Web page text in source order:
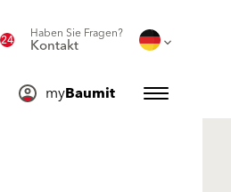
24 Haben Sie Fragen?
Kontakt
myBaumit